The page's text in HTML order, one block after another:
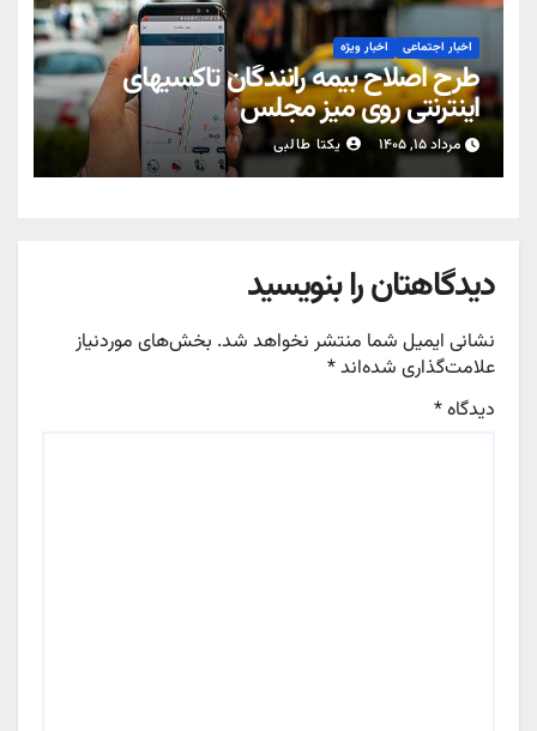
اخبار اجتماعی اخبار ویژه
طرح اصلاح بیمه رانندگان تاکسیهای
اینترنتی روی میز مجلس
مرداد ۱۵, ۱۴۰۵ یکتا طالبی
دیدگاهتان را بنویسید
نشانی ایمیل شما منتشر نخواهد شد. بخش‌های موردنیاز
علامت‌گذاری شده‌اند*
دیدگاه*